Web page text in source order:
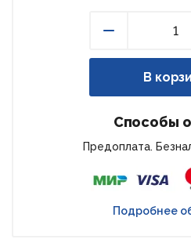
В
Способы
Предоплата.
Подробнее